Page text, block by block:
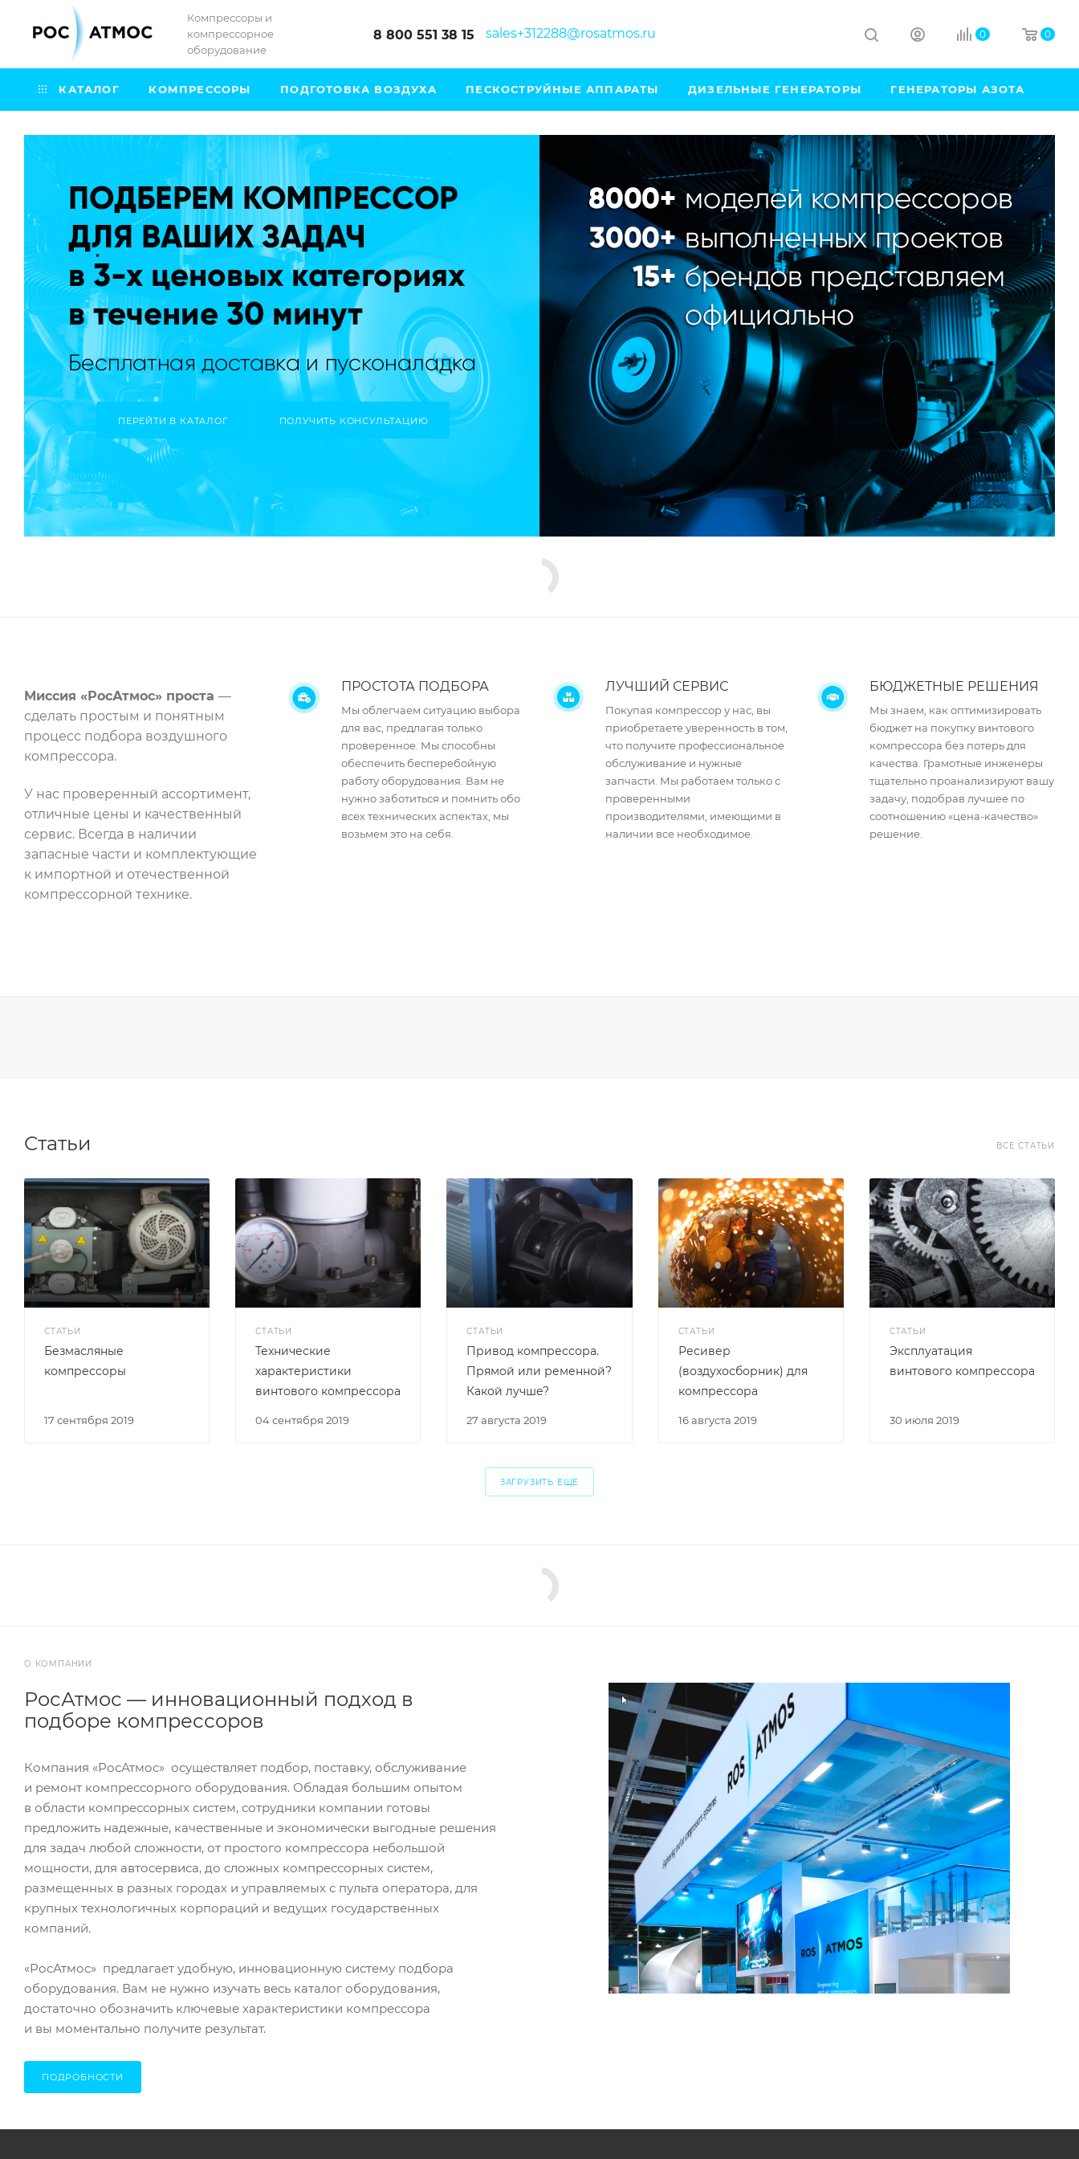
Компрессоры и
компрессорное
оборудование
8 800 551 38 15 sales+312288@rosatmos.ru 0 0
КАТАЛОГ КОМПРЕССОРЫ ПОДГОТОВКА ВОЗДУХА ПЕСКОСТРУЙНЫЕ АППАРАТЫ ДИЗЕЛЬНЫЕ ГЕНЕРАТОРЫ ГЕНЕРАТОРЫ АЗОТА
.
ПЕРЕЙТИ В КАТАЛОГ ПОЛУЧИТЬ КОНСУЛЬТАЦИЮ
Миссия «РосАтмос» проста —
сделать простым и понятным
процесс подбора воздушного
компрессора.
У нас проверенный ассортимент,
отличные цены и качественный
сервис. Всегда в наличии
запасные части и комплектующие
к импортной и отечественной
компрессорной технике.
ПРОСТОТА ПОДБОРА
Мы облегчаем ситуацию выбора
для вас, предлагая только
проверенное. Мы способны
обеспечить бесперебойную
работу оборудования. Вам не
нужно заботиться и помнить обо
всех технических аспектах, мы
возьмем это на себя.
ЛУЧШИЙ СЕРВИС
Покупая компрессор у нас, вы
приобретаете уверенность в том,
что получите профессиональное
обслуживание и нужные
запчасти. Мы работаем только с
проверенными
производителями, имеющими в
наличии все необходимое.
БЮДЖЕТНЫЕ РЕШЕНИЯ
Мы знаем, как оптимизировать
бюджет на покупку винтового
компрессора без потерь для
качества. Грамотные инженеры
тщательно проанализируют вашу
задачу, подобрав лучшее по
соотношению «цена-качество»
решение.
Статьи ВСЕ СТАТЬИ
СТАТЬИ
17 сентября 2019
Безмасляные
компрессоры
СТАТЬИ
04 сентября 2019
Технические
характеристики
винтового компрессора
СТАТЬИ
27 августа 2019
Привод компрессора.
Прямой или ременной?
Какой лучше?
СТАТЬИ
16 августа 2019
Ресивер
(воздухосборник) для
компрессора
СТАТЬИ
30 июля 2019
Эксплуатация
винтового компрессора
ЗАГРУЗИТЬ ЕЩЕ
О КОМПАНИИ
РосАтмос — инновационный подход в
подборе компрессоров
Компания «РосАтмос» осуществляет подбор, поставку, обслуживание
и ремонт компрессорного оборудования. Обладая большим опытом
в области компрессорных систем, сотрудники компании готовы
предложить надежные, качественные и экономически выгодные решения
для задач любой сложности, от простого компрессора небольшой
мощности, для автосервиса, до сложных компрессорных систем,
размещенных в разных городах и управляемых с пульта оператора, для
крупных технологичных корпораций и ведущих государственных
компаний.
«РосАтмос» предлагает удобную, инновационную систему подбора
оборудования. Вам не нужно изучать весь каталог оборудования,
достаточно обозначить ключевые характеристики компрессора
и вы моментально получите результат.
ПОДРОБНОСТИ